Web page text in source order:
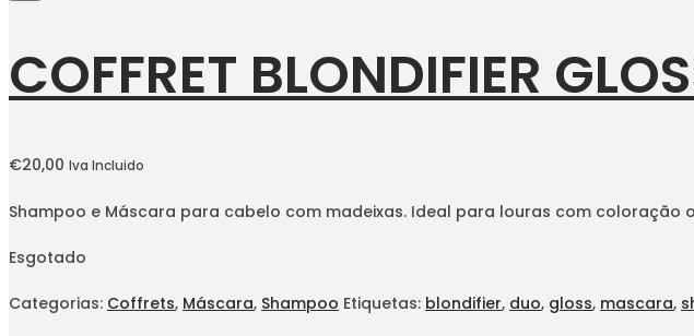
COFFRET BLONDIFIER
€20,00 Iva Incluido
Shampoo e Máscara para cabelo com madeixas. Ideal para louras com
Esgotado
Categorias: Coffrets, Máscara, Shampoo Etiquetas: blondifier, duo, gloss, mascara,